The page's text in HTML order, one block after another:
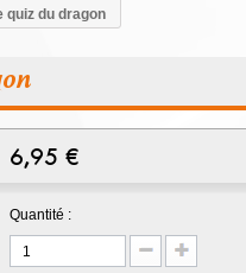
quiz du dragon
6,95 €
Quantité :